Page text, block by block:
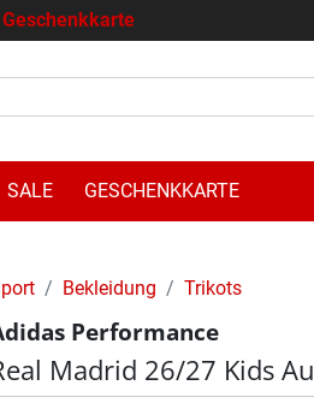
Geschenkkarte
SALE GESCHENKKARTE
Bekleidung Trikots
Performance
Madrid 26/27 Kids